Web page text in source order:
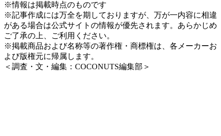
※情報は掲載時点のものです
※記事作成には万全を期しておりますが、万が一内容に相違
がある場合は公式サイトの情報が優先されます。あらかじめ
ご了承の上、ご利用ください。
※掲載商品および名称等の著作権・商標権は、各メーカーお
よび版権元に帰属します。
＜調査・文・編集：COCONUTS編集部＞